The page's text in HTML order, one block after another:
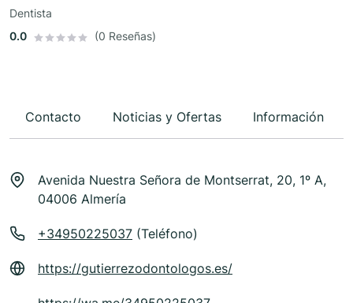
Dentista
0.0
(0 Reseñas)
Contacto Noticias y Ofertas Información
Avenida Nuestra Señora de Montserrat, 20, 1º A,
04006 Almería
+34950225037 (Teléfono)
https://gutierrezodontologos.es/